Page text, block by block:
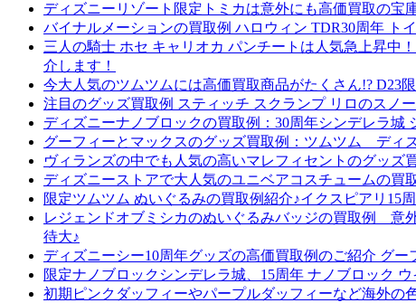
ディズニーリゾート限定トミカは意外にも高価買取の
バイナルメーションの買取例 ハロウィン TDR30周年 ト
三人の騎士 ホセ キャリオカ パンチートは人気急上昇中
介します！
今大人気のツムツムには高価買取商品がたくさん!? D23
注目のグッズ買取例 スティッチ スクランプ リロのスノ
ディズニーナノブロックの買取例：30周年シンデレラ城
グーフィーとマックスのグッズ買取例：ツムツム デ
ヴィランズの中でも人気の高いマレフィセントのグッ
ディズニーストアで大人気のユニベアコスチュームの
限定ツムツム ぬいぐるみの買取例紹介♪イクスピアリ15
レジェンドオブミシカのぬいぐるみバッジの買取例 意
待大♪
ディズニーシー10周年グッズの高価買取例のご紹介 グ
限定ナノブロックシンデレラ城、15周年 ナノブロック
初期ピンクダッフィーやパープルダッフィーなど海外の